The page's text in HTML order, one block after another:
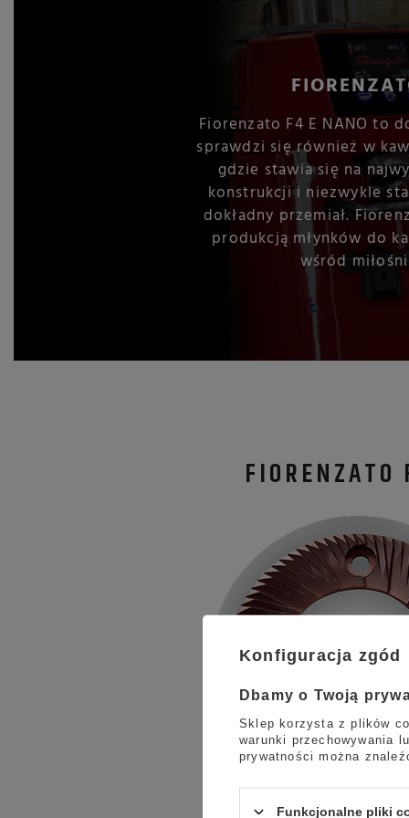
Fiorenzato F4 E NANO to
sprawdzi się również w
gdzie stawia się na
konstrukcji i niezwykle
dokładny przemiał.
produkcją młynków do
wśród
Konfiguracja zgód
Dbamy o Twoją
Sklep korzysta z plików
warunki przechowywania
prywatności można
Funkcjonalne pliki